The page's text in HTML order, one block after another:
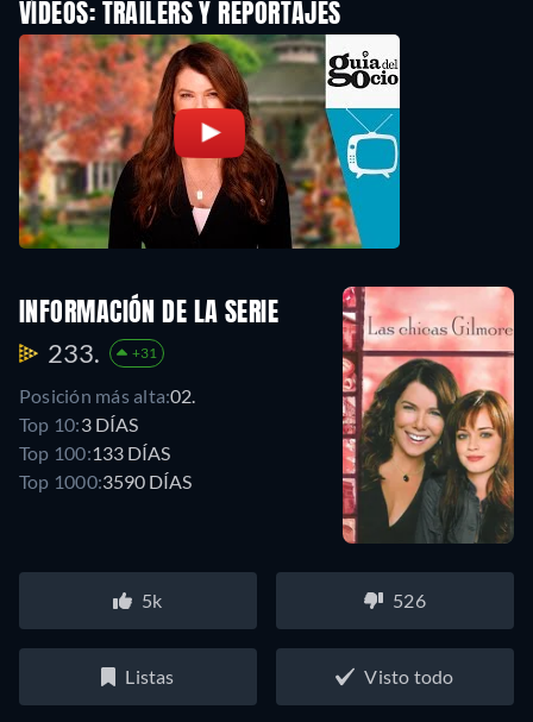
VÍDEOS: TRAILERS Y REPORTAJES
INFORMACIÓN DE LA SERIE
233. +31
Posición más alta:02.
Top 10:3 DÍAS
Top 100:133 DÍAS
Top 1000:3590 DÍAS
5k 526
Listas Visto todo